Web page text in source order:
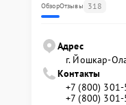
ОбзорОтзывы 318
Адрес
г. Йошкар-
Контакты
+7 (800)
+7 (800)